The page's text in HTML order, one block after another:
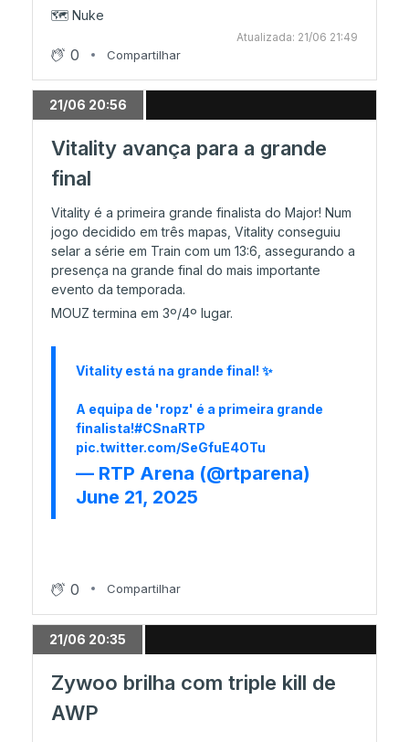
04/06 00:05
03/06 21:15
HEROIC 2-0
03/06 19:35
Duelos da Ronda 2 definidos
03/06 19:14
Wildcard atropela a Metizport
03/06 18:22
03/06 17:24
B8 sofre, mas leva vitória da Imperial
03/06 13:09
Faz as tuas previsões para o Major com o
nosso simulador!
🗺️ Nuke
Atualizada: 21/06 21:49
0 Compartilhar
21/06 20:56
Vitality avança para a grande
final
Vitality é a primeira grande finalista do Major! Num
jogo decidido em três mapas, Vitality conseguiu
selar a série em Train com um 13:6, assegurando a
presença na grande final do mais importante
evento da temporada.
MOUZ termina em 3º/4º lugar.
Vitality está na grande final! ✨
A equipa de 'ropz' é a primeira grande
finalista!#CSnaRTP
pic.twitter.com/SeGfuE4OTu
— RTP Arena (@rtparena)
June 21, 2025
0 Compartilhar
21/06 20:35
Zywoo brilha com triple kill de
AWP